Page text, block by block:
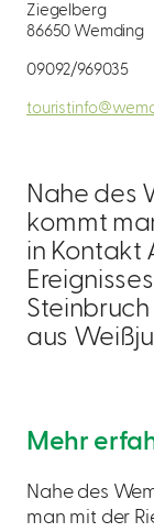
Nahe des
kommt
in Kontakt
Steinbruch
aus
Mehr
Nahe des
man mit der
Ziegelberg
86650 Wemding
09092/969035